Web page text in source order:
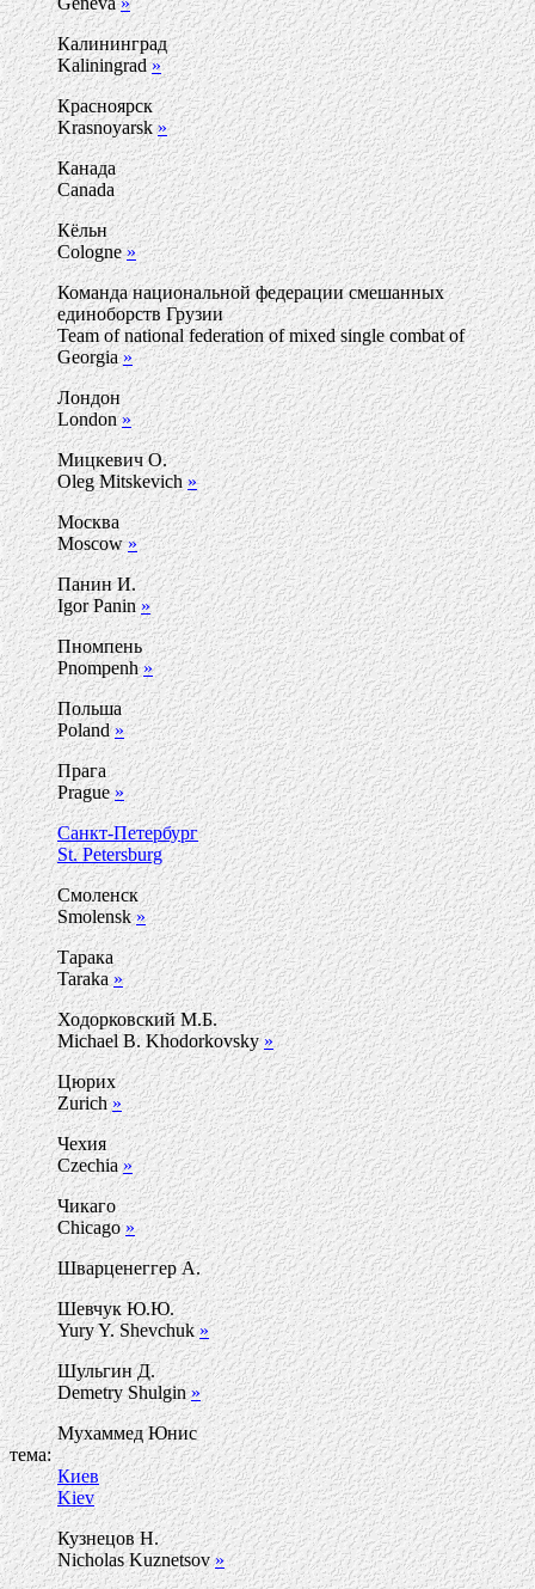
Калининград
Kaliningrad»
Красноярск
Krasnoyarsk»
Канада
Canada
Кёльн
Cologne»
Команда национальной федерации смешанных
единоборств Грузии
Team of national federation of mixed single combat of
Georgia»
Лондон
London»
Мицкевич О.
Oleg Mitskevich»
Москва
Moscow»
Панин И.
Igor Panin»
Пномпень
Pnompenh»
Польша
Poland»
Прага
Prague»
Санкт-Петербург
St. Petersburg
Смоленск
Smolensk»
Тарака
Taraka»
Ходорковский М.Б.
Michael B. Khodorkovsky»
Цюрих
Zurich»
Чехия
Czechia»
Чикаго
Chicago»
Шварценеггер А.
Шевчук Ю.Ю.
Yury Y. Shevchuk»
Шульгин Д.
Demetry Shulgin»
Мухаммед Юнис
тема:
Киев
Kiev
Кузнецов Н.
Nicholas Kuznetsov»